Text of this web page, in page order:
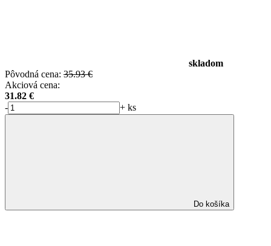
skladom
Pôvodná cena: 35.93 €
Akciová cena:
31.82 €
-
+ ks
Do košíka